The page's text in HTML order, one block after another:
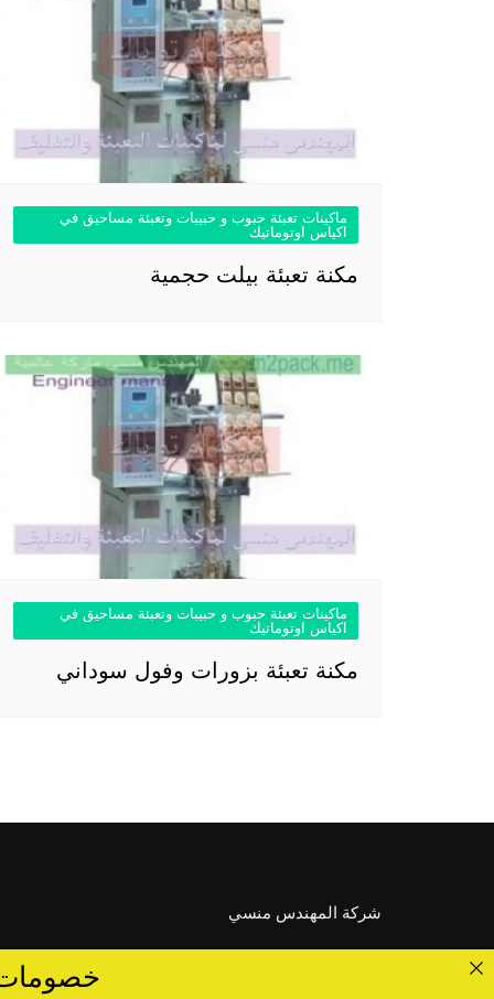
ماكينات تعبئة حبوب و حبيبات وتعبئة مساحيق في
اكياس اوتوماتيك
مكنة تعبئة بيلت حجمية
ماكينات تعبئة حبوب و حبيبات وتعبئة مساحيق في
اكياس اوتوماتيك
مكنة تعبئة بزورات وفول سوداني
شركة المهندس منسي
خصومات تصل الى 40 %...